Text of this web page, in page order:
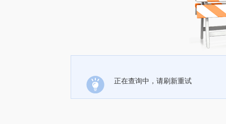
正在查询中，请刷新重试